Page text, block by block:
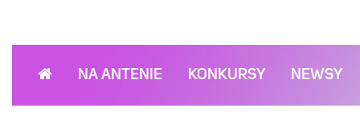
NA ANTENIE KONKURSY NEWSY